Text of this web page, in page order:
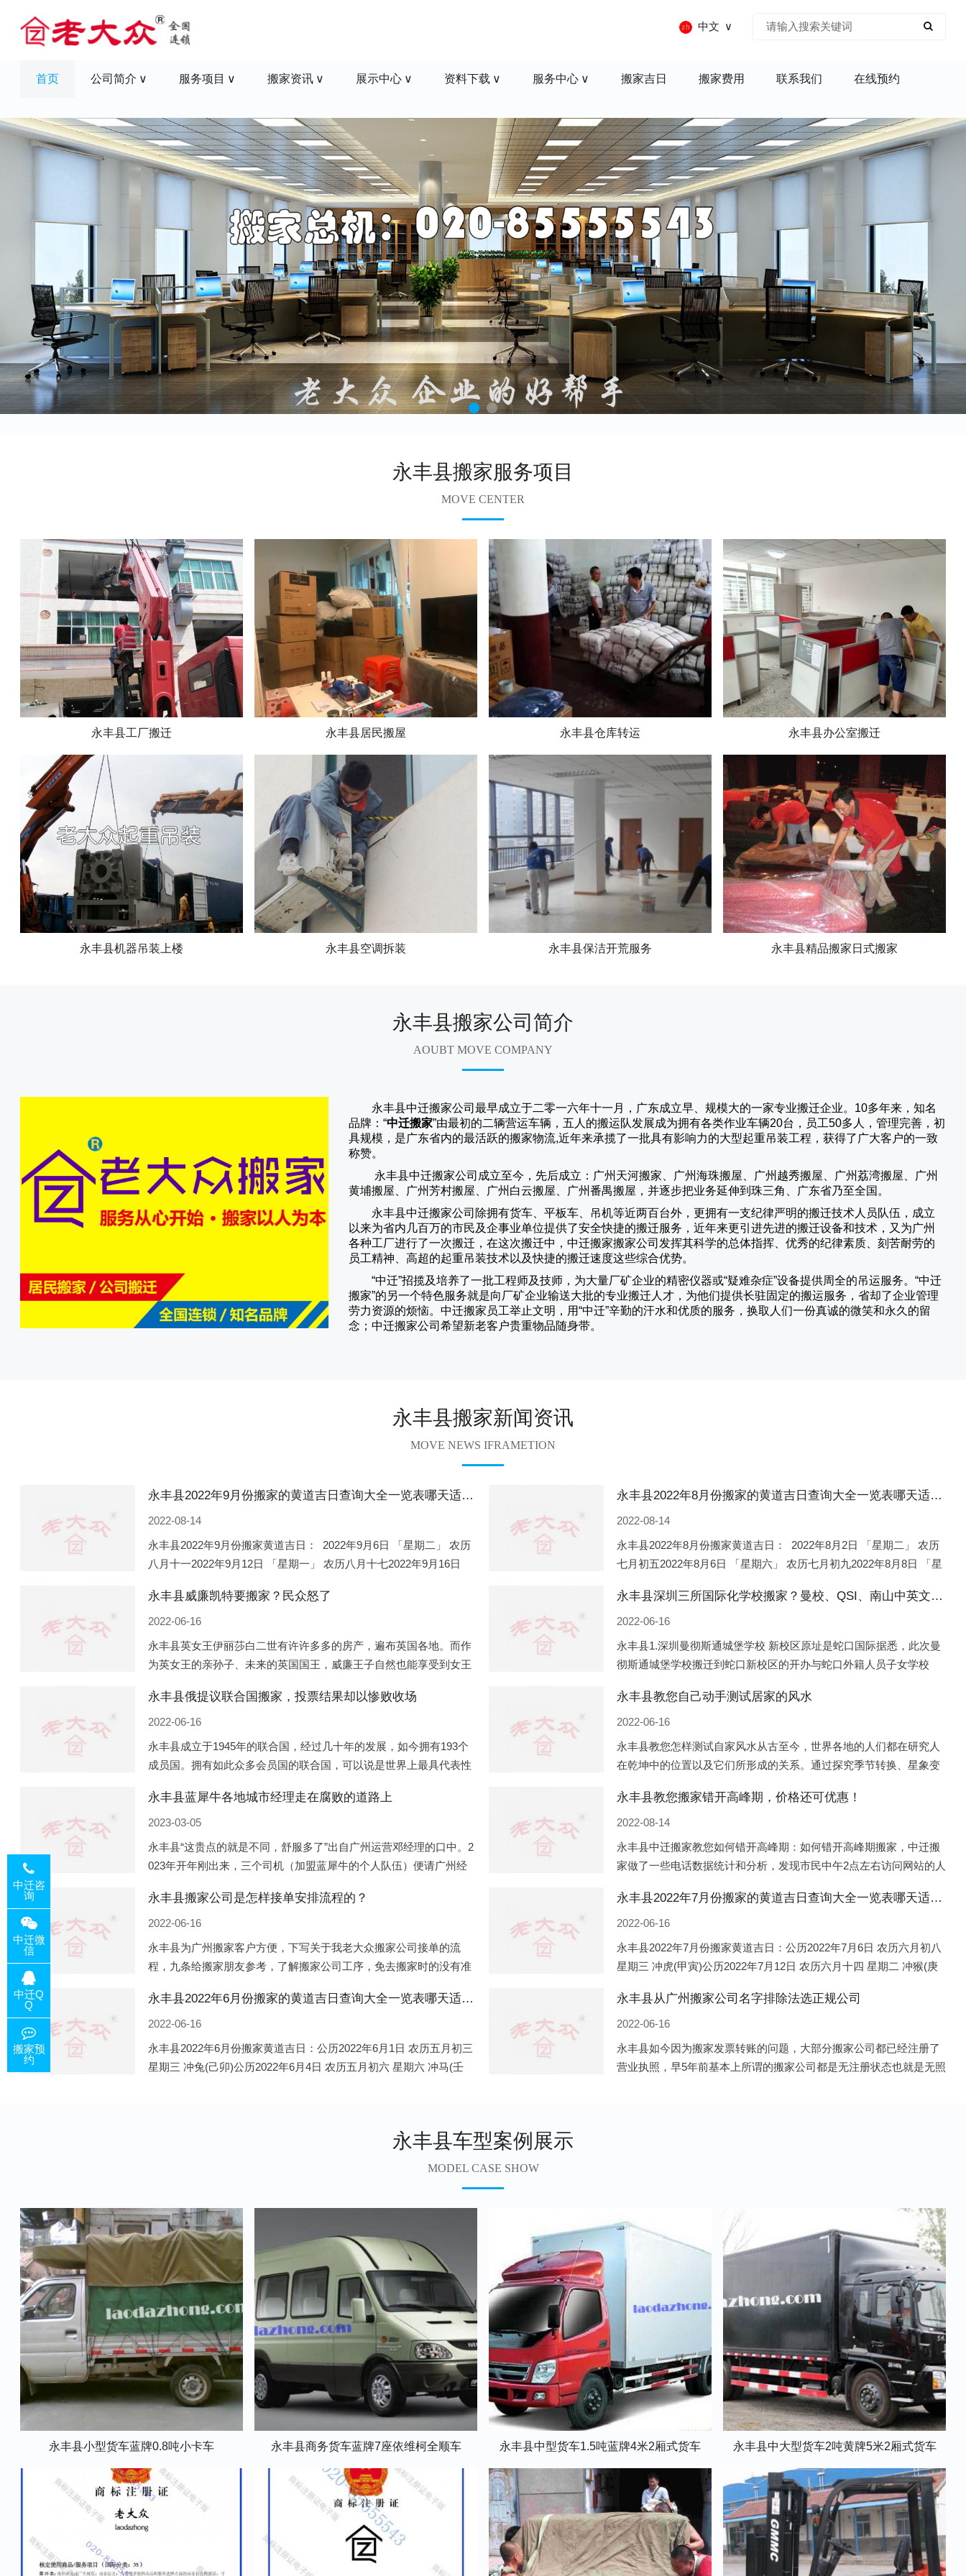
中文
首页 公司简介 服务项目 搬家资讯 展示中心 资料下载 服务中心 搬家吉日 搬家费用 联系我们 在线预约
永丰县搬家服务项目
MOVE CENTER
永丰县工厂搬迁 永丰县居民搬屋 永丰县仓库转运 永丰县办公室搬迁
永丰县机器吊装上楼 永丰县空调拆装 永丰县保洁开荒服务 永丰县精品搬家日式搬家
永丰县搬家公司简介
AOUBT MOVE COMPANY
永丰县中迁搬家公司最早成立于二零一六年十一月，广东成立早、规模大的一家专业搬迁企业。10多年来，知名
品牌：“中迁搬家”由最初的二辆营运车辆，五人的搬运队发展成为拥有各类作业车辆20台，员工50多人，管理完善，初
具规模，是广东省内的最活跃的搬家物流,近年来承揽了一批具有影响力的大型起重吊装工程，获得了广大客户的一致
称赞。
永丰县中迁搬家公司成立至今，先后成立：广州天河搬家、广州海珠搬屋、广州越秀搬屋、广州荔湾搬屋、广州
黄埔搬屋、广州芳村搬屋、广州白云搬屋、广州番禺搬屋，并逐步把业务延伸到珠三角、广东省乃至全国。
永丰县中迁搬家公司除拥有货车、平板车、吊机等近两百台外，更拥有一支纪律严明的搬迁技术人员队伍，成立
以来为省内几百万的市民及企事业单位提供了安全快捷的搬迁服务，近年来更引进先进的搬迁设备和技术，又为广州
各种工厂进行了一次搬迁，在这次搬迁中，中迁搬家搬家公司发挥其科学的总体指挥、优秀的纪律素质、刻苦耐劳的
员工精神、高超的起重吊装技术以及快捷的搬迁速度这些综合优势。
“中迁”招揽及培养了一批工程师及技师，为大量厂矿企业的精密仪器或“疑难杂症”设备提供周全的吊运服务。“中迁
搬家”的另一个特色服务就是向厂矿企业输送大批的专业搬迁人才，为他们提供长驻固定的搬运服务，省却了企业管理
劳力资源的烦恼。中迁搬家员工举止文明，用“中迁”辛勤的汗水和优质的服务，换取人们一份真诚的微笑和永久的留
念；中迁搬家公司希望新老客户贵重物品随身带。
永丰县搬家新闻资讯
MOVE NEWS IFRAMETION
永丰县2022年9月份搬家的黄道吉日查询大全一览表哪天适合搬家好日子
2022-08-14
永丰县2022年9月份搬家黄道吉日： 2022年9月6日 「星期二」 农历
八月十一2022年9月12日 「星期一」 农历八月十七2022年9月16日
永丰县2022年8月份搬家的黄道吉日查询大全一览表哪天适合搬家好日子
2022-08-14
永丰县2022年8月份搬家黄道吉日： 2022年8月2日 「星期二」 农历
七月初五2022年8月6日 「星期六」 农历七月初九2022年8月8日 「星
永丰县威廉凯特要搬家？民众怒了
2022-06-16
永丰县英女王伊丽莎白二世有许许多多的房产，遍布英国各地。而作
为英女王的亲孙子、未来的英国国王，威廉王子自然也能享受到女王
是位于伦敦的肯辛顿宫，一处
永丰县深圳三所国际化学校搬家？曼校、QSI、南山中英文搬走了
2022-06-16
永丰县1.深圳曼彻斯通城堡学校 新校区原址是蛇口国际据悉，此次曼
彻斯通城堡学校搬迁到蛇口新校区的开办与蛇口外籍人员子女学校
正式并入蛇口外籍
永丰县俄提议联合国搬家，投票结果却以惨败收场
2022-06-16
永丰县成立于1945年的联合国，经过几十年的发展，如今拥有193个
成员国。拥有如此众多会员国的联合国，可以说是世界上最具代表性
以美国为首的西方国家
永丰县教您自己动手测试居家的风水
2022-06-16
永丰县教您怎样测试自家风水从古至今，世界各地的人们都在研究人
在乾坤中的位置以及它们所形成的关系。通过探究季节转换、星象变
同住宅中的人，其一生中的财
永丰县蓝犀牛各地城市经理走在腐败的道路上
2023-03-05
永丰县“这贵点的就是不同，舒服多了”出自广州运营邓经理的口中。2
023年开年刚出来，三个司机（加盟蓝犀牛的个人队伍）便请广州经
平摊费用，燃鹅这样的
永丰县教您搬家错开高峰期，价格还可优惠！
2022-08-14
永丰县中迁搬家教您如何错开高峰期：如何错开高峰期搬家，中迁搬
家做了一些电话数据统计和分析，发现市民中午2点左右访问网站的人
最多的，网上QQ微
永丰县搬家公司是怎样接单安排流程的？
2022-06-16
永丰县为广州搬家客户方便，下写关于我老大众搬家公司接单的流
程，九条给搬家朋友参考，了解搬家公司工序，免去搬家时的没有准
电话咨询，初步了解客户搬 家
永丰县2022年7月份搬家的黄道吉日查询大全一览表哪天适合搬家好日子
2022-06-16
永丰县2022年7月份搬家黄道吉日：公历2022年7月6日 农历六月初八
星期三 冲虎(甲寅)公历2022年7月12日 农历六月十四 星期二 冲猴(庚
永丰县2022年6月份搬家的黄道吉日查询大全一览表哪天适合搬家好日子
2022-06-16
永丰县2022年6月份搬家黄道吉日：公历2022年6月1日 农历五月初三
星期三 冲兔(己卯)公历2022年6月4日 农历五月初六 星期六 冲马(壬
永丰县从广州搬家公司名字排除法选正规公司
2022-06-16
永丰县如今因为搬家发票转账的问题，大部分搬家公司都已经注册了
营业执照，早5年前基本上所谓的搬家公司都是无注册状态也就是无照
永丰县车型案例展示
MODEL CASE SHOW
永丰县小型货车蓝牌0.8吨小卡车 永丰县商务货车蓝牌7座依维柯全顺车 永丰县中型货车1.5吨蓝牌4米2厢式货车 永丰县中大型货车2吨黄牌5米2厢式货车
中迁咨
询
中迁微
信
中迁Q
Q
搬家预
约